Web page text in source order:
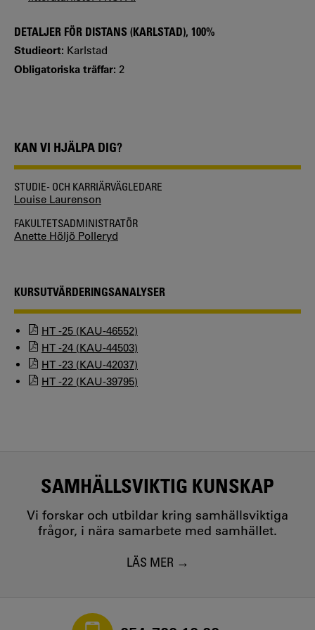
DETALJER FÖR DISTANS (KARLSTAD), 100%
Studieort: Karlstad
Obligatoriska träffar: 2
KAN VI HJÄLPA DIG?
STUDIE- OCH KARRIÄRVÄGLEDARE
Louise Laurenson
FAKULTETSADMINISTRATÖR
Anette Höljö Polleryd
KURSUTVÄRDERINGSANALYSER
HT -25 (KAU-46552)
HT -24 (KAU-44503)
HT -23 (KAU-42037)
HT -22 (KAU-39795)
SAMHÄLLSVIKTIG KUNSKAP
Vi forskar och utbildar kring samhällsviktiga
frågor, i nära samarbete med samhället.
LÄS MER